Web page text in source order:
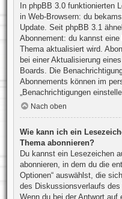
In phpBB 3.0 funktionierten
in Web-Browsern: du
Update. Seit phpBB 3.1
Abonnement: du kannst
Thema aktualisiert wird.
bei einer Aktualisierung
Boards. Die
Abonnements können im
„Benachrichtigungen
Nach oben
Wie kann ich ein
Thema abonnieren?
Du kannst ein Lesezeichen
abonnieren, in dem du die
Optionen“ auswählst, die
des Diskussionsverlaufs des
Wenn du bei der Antwort auf